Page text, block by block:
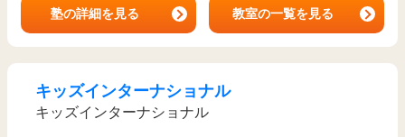
塾の詳細を見る 教室の一覧を見る
キッズインターナショナル
キッズインターナショナル